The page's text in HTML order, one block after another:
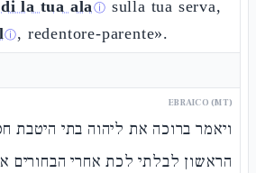
la tua alaⓘ sulla tua serva,
ⓘ, redentore-parente».
EBRAICO (MT)
ויאמר ברוכה את ליהוה בתי היטבת
הראשון לבלתי לכת אחרי הבחורים